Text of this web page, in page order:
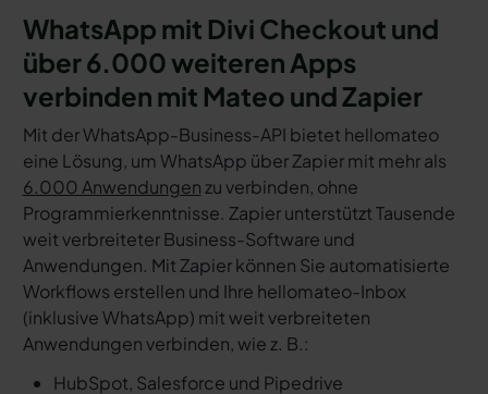
WhatsApp mit Divi Checkout und
über 6.000 weiteren Apps
verbinden mit Mateo und Zapier
Mit der WhatsApp-Business-API bietet hellomateo
eine Lösung, um WhatsApp über Zapier mit mehr als
6.000 Anwendungenzu verbinden, ohne
Programmierkenntnisse. Zapier unterstützt Tausende
weit verbreiteter Business-Software und
Anwendungen. Mit Zapier können Sie automatisierte
Workflows erstellen und Ihre hellomateo-Inbox
(inklusive WhatsApp) mit weit verbreiteten
Anwendungen verbinden, wie z. B.:
HubSpot, Salesforce und Pipedrive